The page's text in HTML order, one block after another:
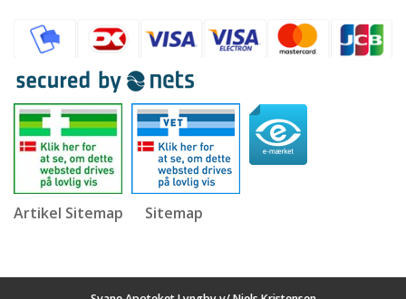
Artikel Sitemap Sitemap